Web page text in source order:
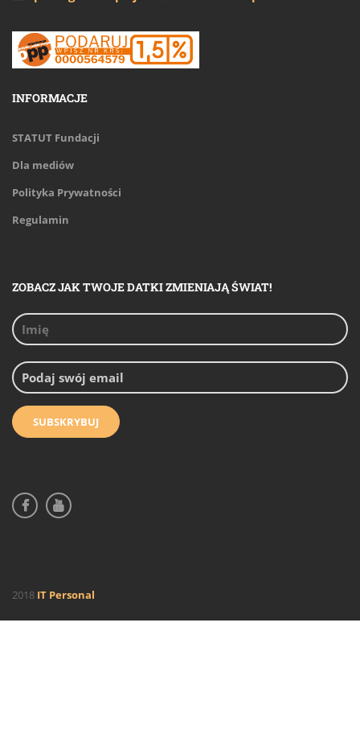
INFORMACJE
STATUT Fundacji
Dla mediów
Polityka Prywatności
Regulamin
ZOBACZ JAK TWOJE DATKI ZMIENIAJĄ ŚWIAT!
2018 IT Personal